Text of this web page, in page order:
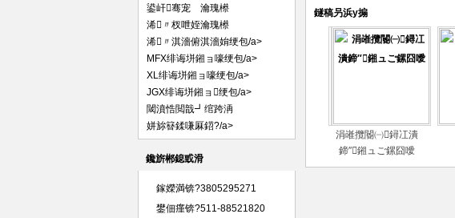
鍙屽骞宠 瀹瑰櫒
浠〃杈呭姪瀹瑰櫒
浠〃淇濇俯淇濇姢绠包/a>
MFX绯诲垪鎺ョ嚎绠包/a>
XL绯诲垪鎺ョ嚎绠包/a>
JGX绯诲垪鎺ョ绠包/a>
閾濆悎閲戠┛绾跨洅
姘旀簮鍒嗛厤鍣?/a>
鑱旂郴鎴戜滑
鎵嬫満锛?3805295271
鐢佃瘽锛?511-88521820
鐩稿叧浜у搧
涓嶉攬閽㈠鐞冮潰
鍗″鎺ュご鏍囧噯